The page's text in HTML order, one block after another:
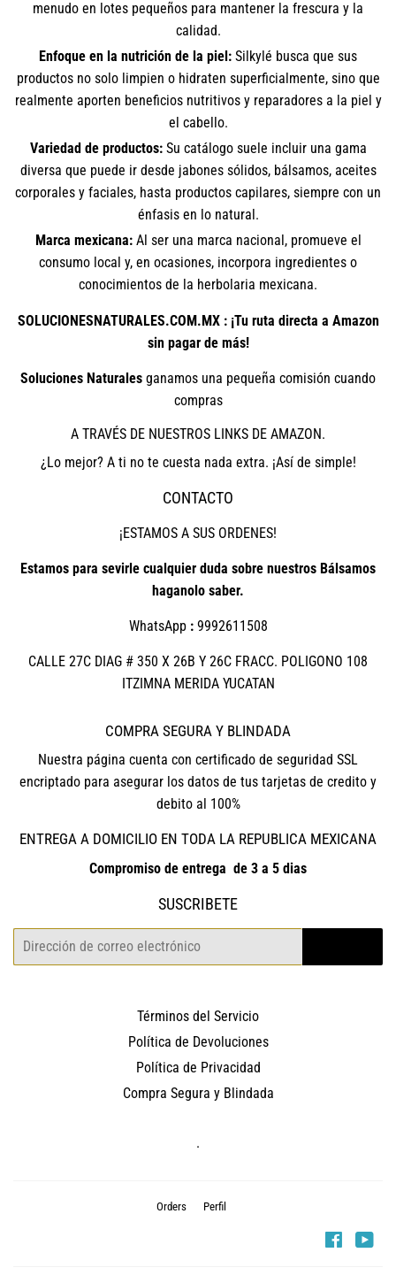
menudo en lotes pequeños para mantener la frescura y la
calidad.
Enfoque en la nutrición de la piel: Silkylé busca que sus
productos no solo limpien o hidraten superficialmente, sino que
realmente aporten beneficios nutritivos y reparadores a la piel y
el cabello.
Variedad de productos:Su catálogo suele incluir una gama
diversa que puede ir desde jabones sólidos, bálsamos, aceites
corporales y faciales, hasta productos capilares, siempre con un
énfasis en lo natural.
Marca mexicana:Al ser una marca nacional, promueve el
consumo local y, en ocasiones, incorpora ingredientes o
conocimientos de la herbolaria mexicana.
SOLUCIONESNATURALES.COM.MX : ¡Tu ruta directa a Amazon
sin pagar de más!
Soluciones Naturales ganamos una pequeña comisión cuando
compras
A TRAVÉS DE NUESTROS LINKS DE AMAZON.
¿Lo mejor? A ti no te cuesta nada extra. ¡Así de simple!
CONTACTO
¡ESTAMOS A SUS ORDENES!
Estamos para sevirle cualquier duda sobre nuestros Bálsamos
haganolo saber.
WhatsApp : 9992611508
CALLE 27C DIAG # 350 X 26B Y 26C FRACC. POLIGONO 108
ITZIMNA MERIDA YUCATAN
COMPRA SEGURA Y BLINDADA
Nuestra página cuenta con certificado de seguridad SSL
encriptado para asegurar los datos de tus tarjetas de credito y
debito al 100%
ENTREGA A DOMICILIO EN TODA LA REPUBLICA MEXICANA
Compromiso de entrega de 3 a 5 dias
SUSCRIBETE
Correo
Términos del Servicio
Política de Devoluciones
Política de Privacidad
Compra Segura y Blindada
.
Orders Perfil